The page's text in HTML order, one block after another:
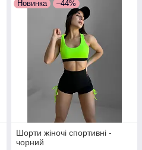
Новинка –44%
Шорти жіночі спортивні -
чорний